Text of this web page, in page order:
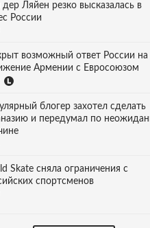
Ляйен резко высказалась в
России
возможный ответ России на
Армении с Евросоюзом
блогер захотел сделать
и передумал по
Skate сняла ограничения с
спортсменов